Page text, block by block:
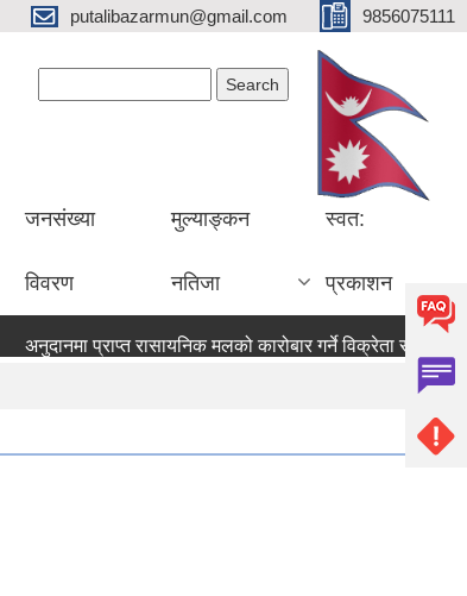
putalibazarmun@gmail.com 9856075111
जनसंख्या
विवरण
मुल्याङ्कन
नतिजा
स्वत:
प्रकाशन
अनुदानमा प्राप्त रासायनिक मलको कारोबार गर्ने विक्रेता सूचीकृत